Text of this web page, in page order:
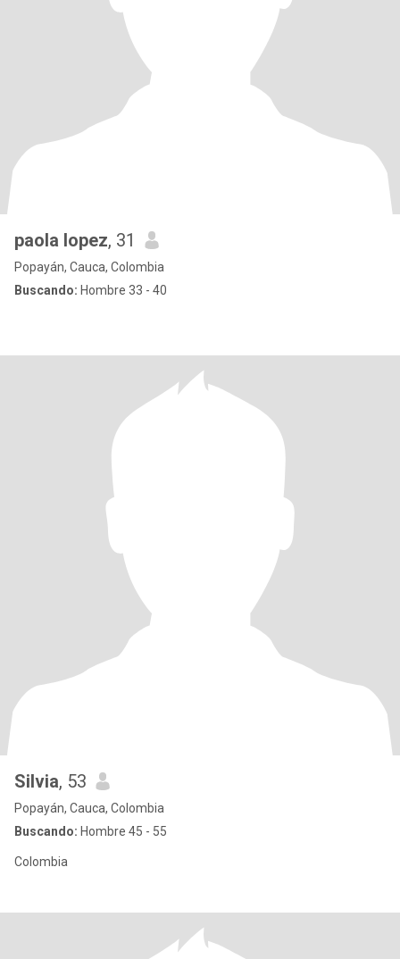
paola lopez, 31
Popayán, Cauca, Colombia
Buscando: Hombre 33 - 40
Silvia, 53
Popayán, Cauca, Colombia
Buscando: Hombre 45 - 55
Colombia